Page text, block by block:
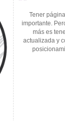
Tener
importante.
más es
actualizada y